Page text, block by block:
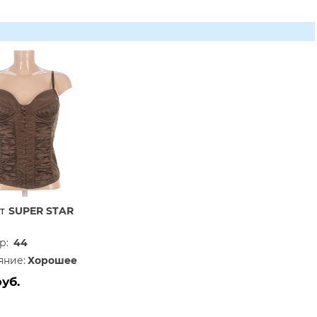
SUPER STAR
44
Хорошее